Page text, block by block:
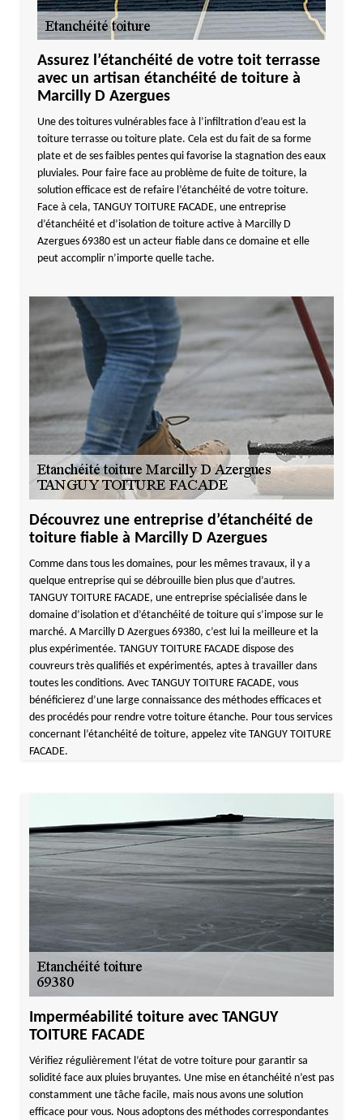
Assurez l’étanchéité de votre toit terrasse
avec un artisan étanchéité de toiture à
Marcilly D Azergues
Une des toitures vulnérables face à l’infiltration d’eau est la
toiture terrasse ou toiture plate. Cela est du fait de sa forme
plate et de ses faibles pentes qui favorise la stagnation des eaux
pluviales. Pour faire face au problème de fuite de toiture, la
solution efficace est de refaire l’étanchéité de votre toiture.
Face à cela, TANGUY TOITURE FACADE, une entreprise
d’étanchéité et d’isolation de toiture active à Marcilly D
Azergues 69380 est un acteur fiable dans ce domaine et elle
peut accomplir n’importe quelle tache.
Découvrez une entreprise d’étanchéité de
toiture fiable à Marcilly D Azergues
Comme dans tous les domaines, pour les mêmes travaux, il y a
quelque entreprise qui se débrouille bien plus que d’autres.
TANGUY TOITURE FACADE, une entreprise spécialisée dans le
domaine d’isolation et d’étanchéité de toiture qui s’impose sur le
marché. A Marcilly D Azergues 69380, c’est lui la meilleure et la
plus expérimentée. TANGUY TOITURE FACADE dispose des
couvreurs très qualifiés et expérimentés, aptes à travailler dans
toutes les conditions. Avec TANGUY TOITURE FACADE, vous
bénéficierez d’une large connaissance des méthodes efficaces et
des procédés pour rendre votre toiture étanche. Pour tous services
concernant l’étanchéité de toiture, appelez vite TANGUY TOITURE
FACADE.
Imperméabilité toiture avec TANGUY
TOITURE FACADE
Vérifiez régulièrement l’état de votre toiture pour garantir sa
solidité face aux pluies bruyantes. Une mise en étanchéité n’est pas
constamment une tâche facile, mais nous avons une solution
efficace pour vous. Nous adoptons des méthodes correspondantes